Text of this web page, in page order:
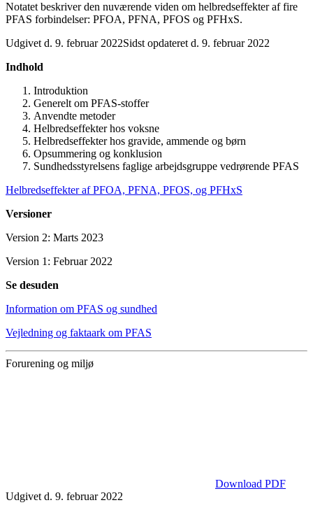
Notatet beskriver den nuværende viden om helbredseffekter af fire
PFAS forbindelser: PFOA, PFNA, PFOS og PFHxS.
Udgivet d. 9. februar 2022Sidst opdateret d. 9. februar 2022
Indhold
Introduktion
Generelt om PFAS-stoffer
Anvendte metoder
Helbredseffekter hos voksne
Helbredseffekter hos gravide, ammende og børn
Opsummering og konklusion
Sundhedsstyrelsens faglige arbejdsgruppe vedrørende PFAS
Helbredseffekter af PFOA, PFNA, PFOS, og PFHxS
Versioner
Version 2: Marts 2023
Version 1: Februar 2022
Se desuden
Information om PFAS og sundhed
Vejledning og faktaark om PFAS
Forurening og miljø
Download PDF
Udgivet d. 9. februar 2022